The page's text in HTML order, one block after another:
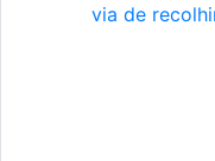
via de